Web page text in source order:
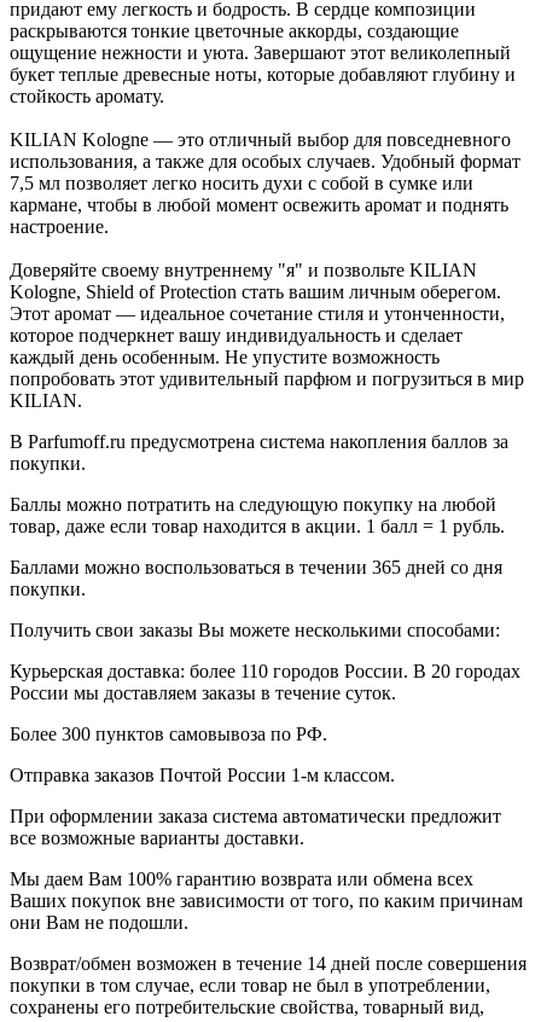
придают ему легкость и бодрость. В сердце композиции
раскрываются тонкие цветочные аккорды, создающие
ощущение нежности и уюта. Завершают этот великолепный
букет теплые древесные ноты, которые добавляют глубину и
стойкость аромату.
KILIAN Kologne — это отличный выбор для повседневного
использования, а также для особых случаев. Удобный формат
7,5 мл позволяет легко носить духи с собой в сумке или
кармане, чтобы в любой момент освежить аромат и поднять
настроение.
Доверяйте своему внутреннему "я" и позвольте KILIAN
Kologne, Shield of Protection стать вашим личным оберегом.
Этот аромат — идеальное сочетание стиля и утонченности,
которое подчеркнет вашу индивидуальность и сделает
каждый день особенным. Не упустите возможность
попробовать этот удивительный парфюм и погрузиться в мир
KILIAN.
В Parfumoff.ru предусмотрена система накопления баллов за
покупки.
Баллы можно потратить на следующую покупку на любой
товар, даже если товар находится в акции. 1 балл = 1 рубль.
Баллами можно воспользоваться в течении 365 дней со дня
покупки.
Получить свои заказы Вы можете несколькими способами:
Курьерская доставка: более 110 городов России. В 20 городах
России мы доставляем заказы в течение суток.
Более 300 пунктов самовывоза по РФ.
Отправка заказов Почтой России 1-м классом.
При оформлении заказа система автоматически предложит
все возможные варианты доставки.
Мы даем Вам 100% гарантию возврата или обмена всех
Ваших покупок вне зависимости от того, по каким причинам
они Вам не подошли.
Возврат/обмен возможен в течение 14 дней после совершения
покупки в том случае, если товар не был в употреблении,
сохранены его потребительские свойства, товарный вид,